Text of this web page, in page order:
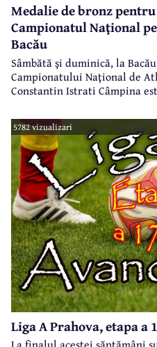
Medalie de bronz
Campionatul Naţional
Bacău
Sâmbătă şi duminică, la
Campionatului Naţional de
Constantin Istrati Câmpina
5782 vizualizari
Liga A Prahova, etapa a